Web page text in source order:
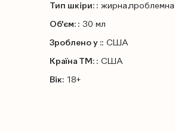
Тип шкіри: : жирна,проблемна
Об'єм: : 30 мл
Зроблено у :: США
Країна ТМ: : США
Вік: 18+